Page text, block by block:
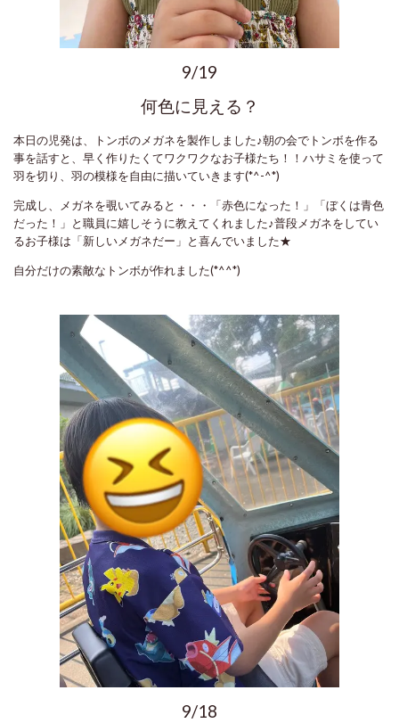
9/19
何色に見える？
本日の児発は、トンボのメガネを製作しました♪朝の会でトンボを作る
事を話すと、早く作りたくてワクワクなお子様たち！！ハサミを使って
羽を切り、羽の模様を自由に描いていきます(*^-^*)
完成し、メガネを覗いてみると・・・「赤色になった！」「ぼくは青色
だった！」と職員に嬉しそうに教えてくれました♪普段メガネをしてい
るお子様は「新しいメガネだー」と喜んでいました★
自分だけの素敵なトンボが作れました(*^^*)
9/18